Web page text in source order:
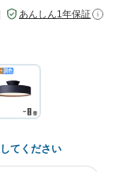
あんしん1年保証 i
てください